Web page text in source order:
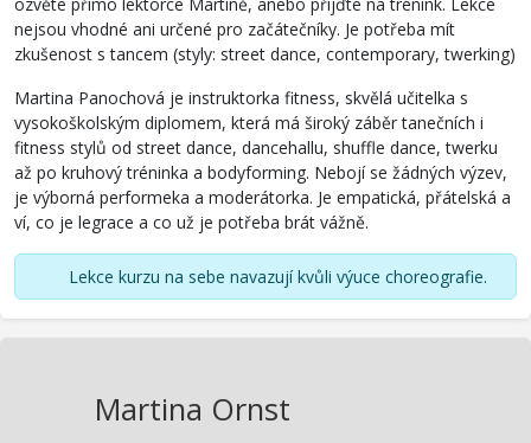
nejsou vhodné ani určené pro začátečníky. Je potřeba mít
zkušenost s tancem (styly: street dance, contemporary, twerking)
Martina Panochová je instruktorka fitness, skvělá učitelka s
vysokoškolským diplomem, která má široký záběr tanečních i
fitness stylů od street dance, dancehallu, shuffle dance, twerku
až po kruhový tréninka a bodyforming. Nebojí se žádných výzev,
je výborná performeka a moderátorka. Je empatická, přátelská a
ví, co je legrace a co už je potřeba brát vážně.
Lekce kurzu na sebe navazují kvůli výuce choreografie.
Martina Ornst